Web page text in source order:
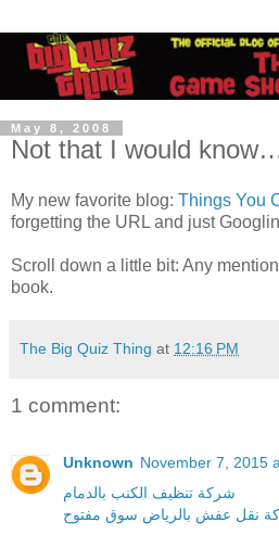
May 8, 2008
Not that I would
My new favorite blog: Things You
forgetting the URL and just
Scroll down a little bit: Any
book.
The Big Quiz Thing at 12:16 PM
1 comment:
Unknown November 7, 2015
شركة تنظيف الكنب بالدمام
نقل عفش بالرياض سوق مفتوح